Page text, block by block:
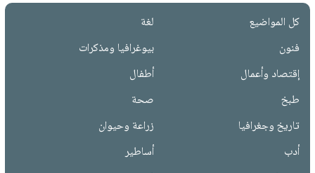
كل المواضيع
لغة
فنون
بيوغرافيا ومذكرات
إقتصاد وأعمال
أطفال
طبخ
صحة
تاريخ وجغرافيا
زراعة وحيوان
أدب
أساطير